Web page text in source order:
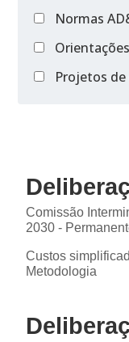
Normas
Projetos
Comissão
2030 -
Custos
Metodologia